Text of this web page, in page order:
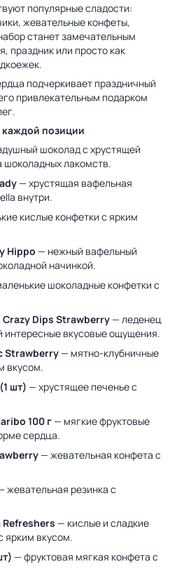
популярные сладости:
жевательные конфеты,
станет замечательным
праздник или просто как
подчеркивает праздничный
привлекательным подарком
каждой позиции
шоколад с хрустящей
шоколадных лакомств.
— хрустящая вафельная
внутри.
кислые конфетки с ярким
Hippo — нежный вафельный
начинкой.
шоколадные конфетки с
Dips Strawberry— леденец
вкусовые ощущения.
Strawberry— мятно-клубничные
вкусом.
шт) — хрустящее печенье с
100 г— мягкие фруктовые
сердца.
— жевательная конфета с
жевательная резинка с
— кислые и сладкие
ярким вкусом.
— фруктовая мягкая конфета с